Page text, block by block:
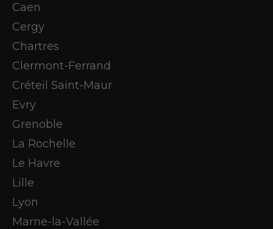
Caen
Cergy
Chartres
Clermont-Ferrand
Créteil Saint-Maur
Evry
Grenoble
La Rochelle
Le Havre
Lille
Lyon
Marne-la-Vallée